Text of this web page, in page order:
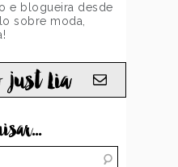
e blogueira desde
sobre moda,
just Lia